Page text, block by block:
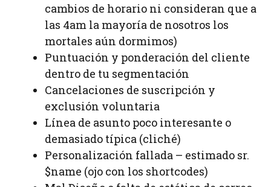
cambios de horario ni consideran que a
las 4am la mayoría de nosotros los
mortales aún dormimos)
Puntuación y ponderación del cliente
dentro de tu segmentación
Cancelaciones de suscripción y
exclusión voluntaria
Línea de asunto poco interesante o
demasiado típica (cliché)
Personalización fallada – estimado sr.
$name (ojo con los shortcodes)